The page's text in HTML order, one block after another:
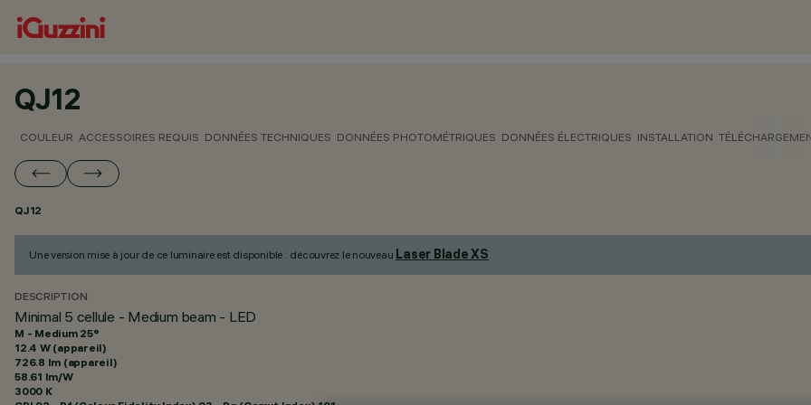
QJ12
COULEUR ACCESSOIRES REQUIS DONNÉES TECHNIQUES DONNÉES PHOTOMÉTRIQUES DONNÉES ÉLECTRIQUES INSTALLATION
QJ12
Une version mise à jour de ce luminaire est disponible : découvrez le nouveau Laser Blade XS.
DESCRIPTION
Minimal 5 cellule - Medium beam - LED
M - Medium 25°
12.4 W (appareil)
726.8 lm (appareil)
58.61 lm/W
3000 K